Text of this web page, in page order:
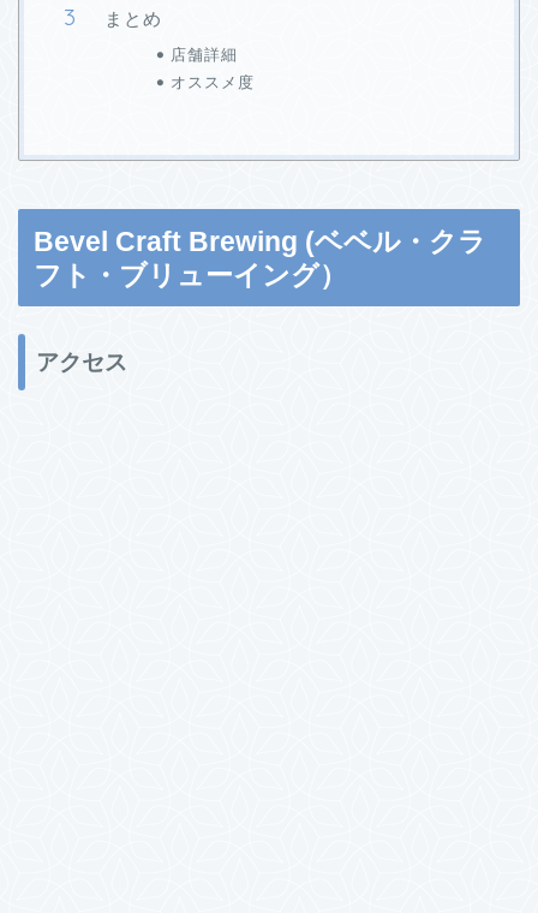
まとめ
店舗詳細
オススメ度
Bevel Craft Brewing (ベベル・クラ
フト・ブリューイング）
アクセス